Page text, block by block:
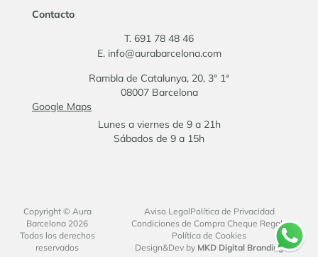
Contacto
T. 691 78 48 46
E. info@aurabarcelona.com
Rambla de Catalunya, 20, 3° 1ª
08007 Barcelona
Google Maps
Lunes a viernes de 9 a 21h
Sábados de 9 a 15h
Copyright © Aura
Barcelona 2026
Todos los derechos
reservados
Aviso LegalPolítica de Privacidad
Condiciones de Compra Cheque Regalo
Política de Cookies
Design&Dev by MKD Digital Branding